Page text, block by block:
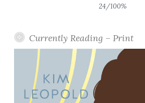
24/100%
Currently Reading – Print